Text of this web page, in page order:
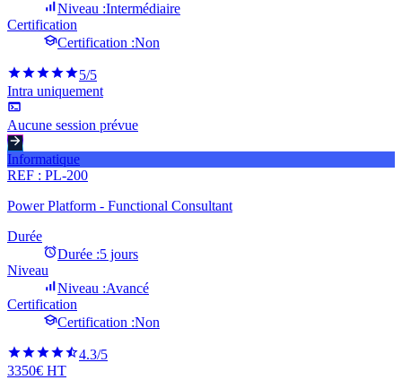
Niveau :Intermédiaire
Certification
Certification :Non
5/5
Intra uniquement
Aucune session prévue
Informatique
REF : PL-200
Power Platform - Functional Consultant
Durée
Durée :5 jours
Niveau
Niveau :Avancé
Certification
Certification :Non
4.3/5
3350€ HT